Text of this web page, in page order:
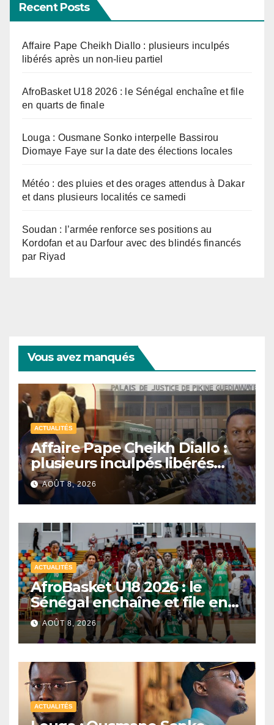
Recent Posts
Affaire Pape Cheikh Diallo : plusieurs inculpés
libérés après un non-lieu partiel
AfroBasket U18 2026 : le Sénégal enchaîne et file
en quarts de finale
Louga : Ousmane Sonko interpelle Bassirou
Diomaye Faye sur la date des élections locales
Météo : des pluies et des orages attendus à Dakar
et dans plusieurs localités ce samedi
Soudan : l’armée renforce ses positions au
Kordofan et au Darfour avec des blindés financés
par Riyad
Vous avez manqués
ACTUALITÉS
Affaire Pape Cheikh Diallo :
plusieurs inculpés libérés
après un non-lieu partiel
AOÛT 8, 2026
ACTUALITÉS
AfroBasket U18 2026 : le
Sénégal enchaîne et file en
quarts de finale
AOÛT 8, 2026
ACTUALITÉS